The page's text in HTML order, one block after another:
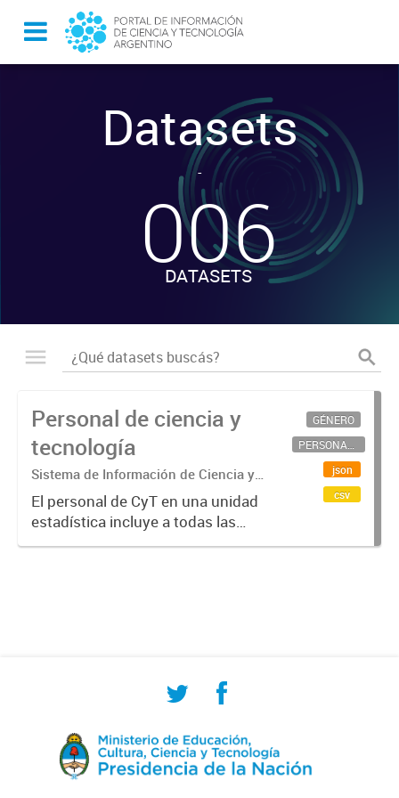
Datasets
-
006
DATASETS
Personal de ciencia y
tecnología
Sistema de Información de Ciencia y
Tecnología Argentino (SICYTAR)
El personal de CyT en una unidad
estadística incluye a todas las
personas involucradas
GÉNERO
PERSONAL CIENTÍFICO-TECNOLÓGICO
json
csv